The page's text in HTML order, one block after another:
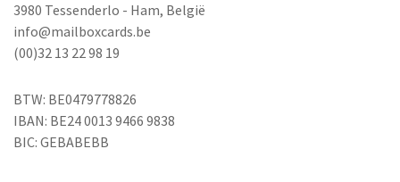
3980 Tessenderlo - Ham, België
info@mailboxcards.be
(00)32 13 22 98 19
BTW: BE0479778826
IBAN: BE24 0013 9466 9838
BIC: GEBABEBB